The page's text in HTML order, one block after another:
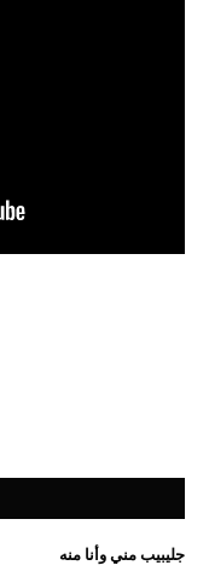
جليبيب مني وأنا منه